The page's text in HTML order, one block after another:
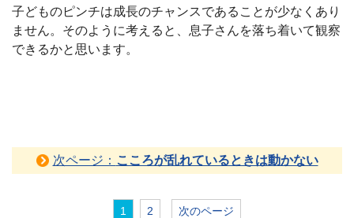
子どものピンチは成長のチャンスであることが少なくあり
ません。そのように考えると、息子さんを落ち着いて観察
できるかと思います。
次ページ： こころが乱れているときは動かない
1 2 次のページ